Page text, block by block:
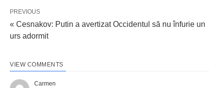
PREVIOUS
« Cesnakov: Putin a avertizat Occidentul să nu înfurie un
urs adormit
VIEW COMMENTS
Carmen